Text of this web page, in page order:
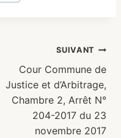
SUIVANT
Cour Commune de
Justice et d’Arbitrage,
Chambre 2, Arrêt N°
204-2017 du 23
novembre 2017